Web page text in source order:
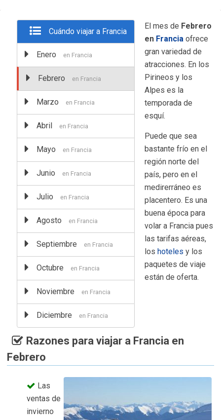
Cuándo viajar a Francia
Enero en Francia
Febrero en Francia
Marzo en Francia
Abril en Francia
Mayo en Francia
Junio en Francia
Julio en Francia
Agosto en Francia
Septiembre en Francia
Octubre en Francia
Noviembre en Francia
Diciembre en Francia
El mes de Febrero
en Francia ofrece
gran variedad de
atracciones. En los
Pirineos y los
Alpes es la
temporada de
esquí.
Puede que sea
bastante frío en el
región norte del
país, pero en el
medirerráneo es
placentero. Es una
buena época para
volar a Francia pues
las tarifas aéreas,
los hoteles y los
paquetes de viaje
están de oferta.
Razones para viajar a Francia en
Febrero
Las
ventas de
invierno